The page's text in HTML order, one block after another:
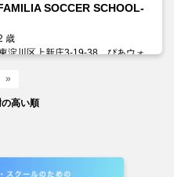
SOCCER SCHOOL-
歳
淀川区上新庄3-19-38 ぴあウォ
»
の高い順